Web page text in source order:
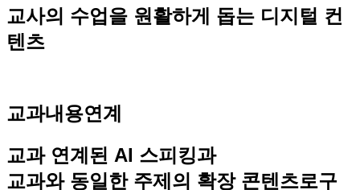
교사의 수업을 원활하게 돕는 디지털 컨
텐츠
교과내용연계
교과 연계된 AI 스피킹과
교과와 동일한 주제의 확장 콘텐츠로구